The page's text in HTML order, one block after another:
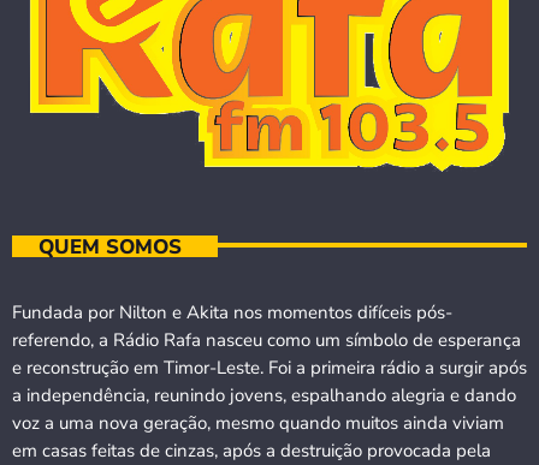
QUEM SOMOS
Fundada por Nilton e Akita nos momentos difíceis pós-
referendo, a Rádio Rafa nasceu como um símbolo de esperança
e reconstrução em Timor-Leste. Foi a primeira rádio a surgir após
a independência, reunindo jovens, espalhando alegria e dando
voz a uma nova geração, mesmo quando muitos ainda viviam
em casas feitas de cinzas, após a destruição provocada pela